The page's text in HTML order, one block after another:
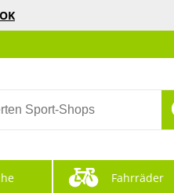
OK
Fahrräder